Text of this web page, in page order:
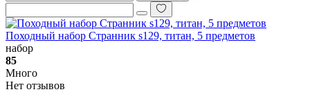
Походный набор Странник s129, титан, 5 предметов
набор
85
Много
Нет отзывов